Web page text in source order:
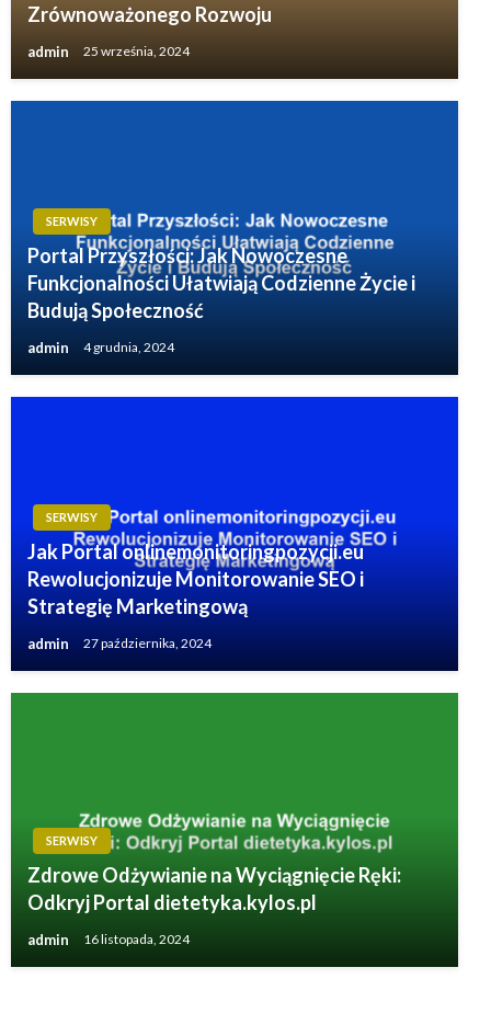
Zrównoważonego Rozwoju
admin 25 września, 2024
SERWISY
Portal Przyszłości: Jak Nowoczesne
Funkcjonalności Ułatwiają Codzienne Życie i
Budują Społeczność
admin 4 grudnia, 2024
SERWISY
Jak Portal onlinemonitoringpozycji.eu
Rewolucjonizuje Monitorowanie SEO i
Strategię Marketingową
admin 27 października, 2024
SERWISY
Zdrowe Odżywianie na Wyciągnięcie Ręki:
Odkryj Portal dietetyka.kylos.pl
admin 16 listopada, 2024